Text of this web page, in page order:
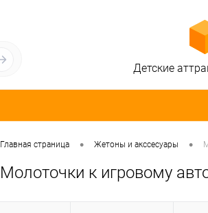
Детские
Главная страница • Жетоны и акссесуары •
Молоточки к игровому